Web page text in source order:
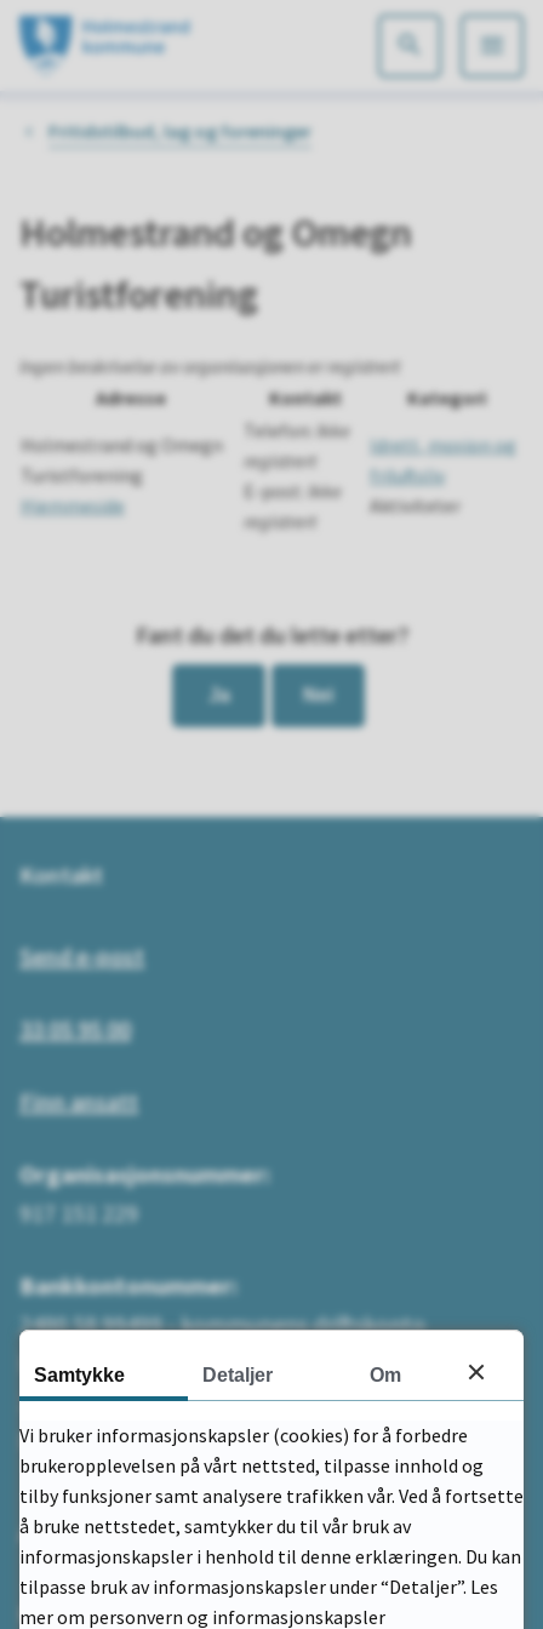
Holmestrand
Fritidstilbud, lag og foreninger
Holmestrand og Omegn
Turistforening
Ingen beskrivelse av organisasjonen er registrert
Adresse
Kontakt
Kategori
Holmestrand og Omegn
Turistforening
Hjemmeside
Telefon: Ikke
registrert
E-post: Ikke
registrert
Idrett, mosjon og
friluftsliv
Aktiviteter
Fant du det du lette etter?
Ja Nei
Kontakt
Send e-post
33 05 95 00
Finn ansatt
Organisasjonsnummer:
917 151 229
Bankkontonummer:
2480 58 99499 - kommunens driftskonto
betaling uten KID
2480.59.59599 - på faktura fra kommunen
betaling med KID
Adresse
Postadresse:
Samtykke Detaljer Om
Vi bruker informasjonskapsler (cookies) for å forbedre
brukeropplevelsen på vårt nettsted, tilpasse innhold og
tilby funksjoner samt analysere trafikken vår. Ved å fortsette
å bruke nettstedet, samtykker du til vår bruk av
informasjonskapsler i henhold til denne erklæringen. Du kan
tilpasse bruk av informasjonskapsler under “Detaljer”. Les
mer om personvern og informasjonskapsler